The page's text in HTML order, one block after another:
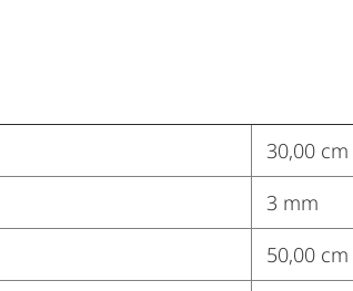
30,00 cm
3 mm
50,00 cm